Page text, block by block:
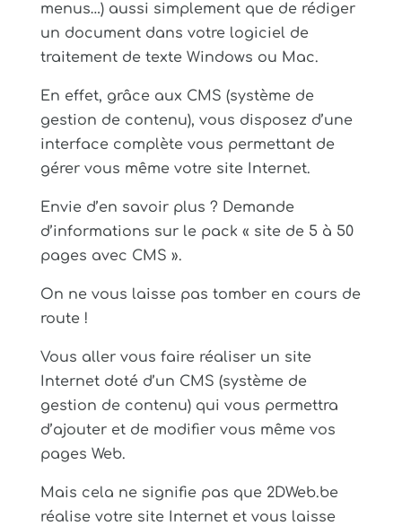
menus…) aussi simplement que de rédiger
un document dans votre logiciel de
traitement de texte Windows ou Mac.
En effet, grâce aux CMS (système de
gestion de contenu), vous disposez d’une
interface complète vous permettant de
gérer vous même votre site Internet.
Envie d’en savoir plus ? Demande
d’informations sur le pack « site de 5 à 50
pages avec CMS ».
On ne vous laisse pas tomber en cours de
route !
Vous aller vous faire réaliser un site
Internet doté d’un CMS (système de
gestion de contenu) qui vous permettra
d’ajouter et de modifier vous même vos
pages Web.
Mais cela ne signifie pas que 2DWeb.be
réalise votre site Internet et vous laisse